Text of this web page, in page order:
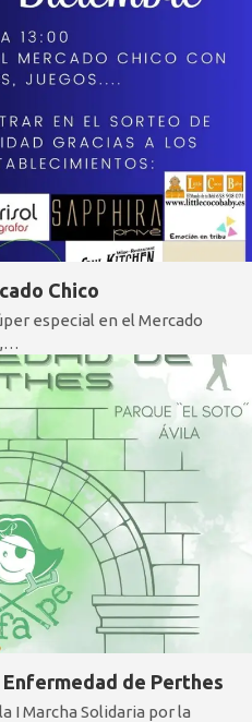
Chico
especial en el Mercado
de Perthes
I Marcha Solidaria por la